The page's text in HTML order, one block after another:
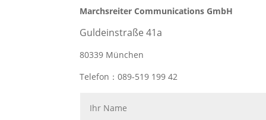
Marchsreiter Communications GmbH
Guldeinstraße 41a
80339 München
Telefon：089-519 199 42